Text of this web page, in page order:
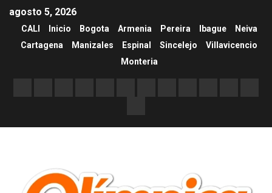
agosto 5, 2026
CALI Inicio Bogota Armenia Pereira Ibague
Neiva
Cartagena
Manizales Espinal Sincelejo
Villavicencio
Monteria